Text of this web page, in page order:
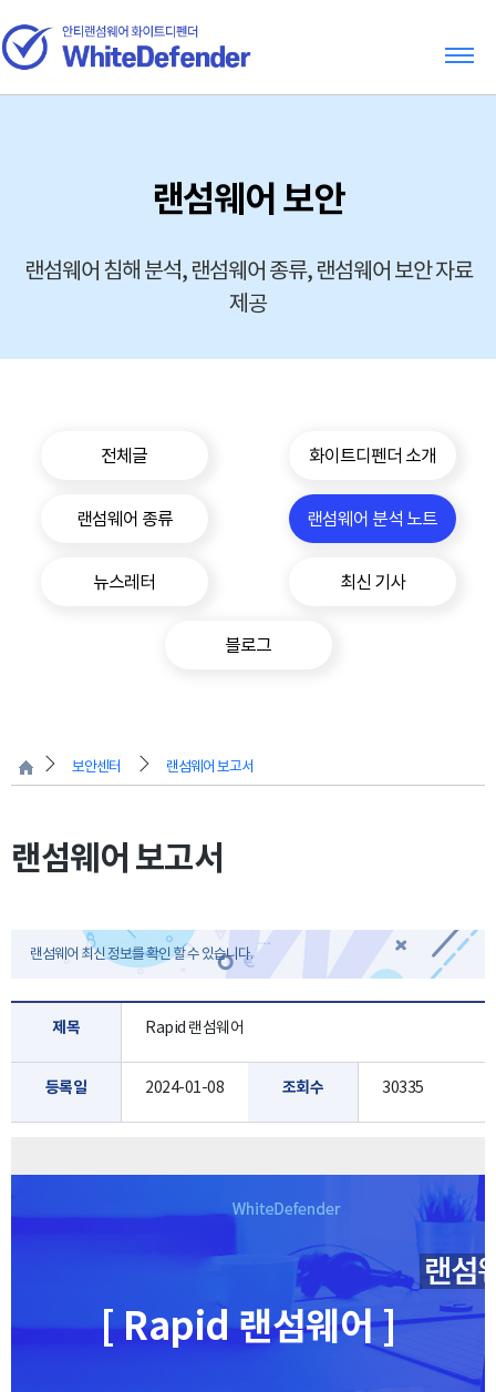
랜섬웨어 보안
랜섬웨어 침해 분석, 랜섬웨어 종류, 랜섬웨어 보안 자료
제공
전체글 화이트디펜더 소개
랜섬웨어 종류 랜섬웨어 분석 노트
뉴스레터 최신 기사
블로그
보안센터 랜섬웨어 보고서
랜섬웨어 보고서
랜섬웨어 최신 정보를 확인 할 수 있습니다.
제목 Rapid 랜섬웨어
등록일 2024-01-08 조회수 30335
[ Rapid 랜섬웨어 ]